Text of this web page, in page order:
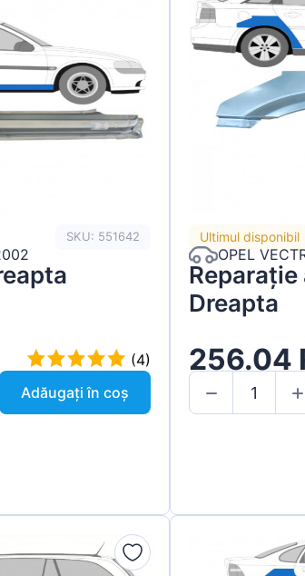
SKU: 551642
(4)
Adăugați în coș
Ultimul disponibil
OPEL
Dreapta
256.04